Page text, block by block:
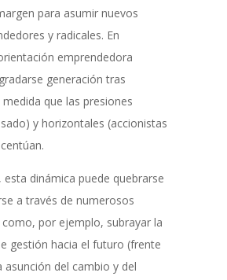
para asumir nuevos
y radicales. En
emprendedora
generación tras
que las presiones
y horizontales (accionistas
dinámica puede quebrarse
a través de numerosos
por ejemplo, subrayar la
gestión hacia el futuro (frente
asunción del cambio y del